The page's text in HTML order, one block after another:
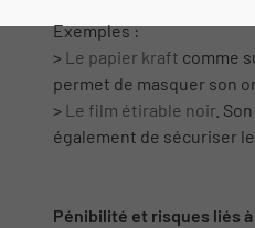
Exemples :
> Le papier kraft comme
permet de masquer son
> Le film étirable noir .
également de sécuriser
Pénibilité et risques liés